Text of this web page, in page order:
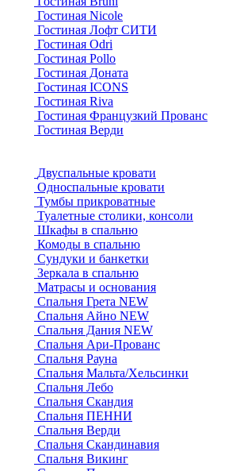
Гостиная Nicole
Гостиная Лофт СИТИ
Гостиная Odri
Гостиная Pollo
Гостиная Доната
Гостиная ICONS
Гостиная Riva
Гостиная Французкий Прованс
Гостиная Верди
Двуспальные кровати
Односпальные кровати
Тумбы прикроватные
Туалетные столики, консоли
Шкафы в спальню
Комоды в спальню
Сундуки и банкетки
Зеркала в спальню
Матрасы и основания
Спальня Грета NEW
Спальня Айно NEW
Спальня Дания NEW
Спальня Ари-Прованс
Спальня Рауна
Спальня Мальта/Хельсинки
Спальня Лебо
Спальня Скандия
Спальня ПЕННИ
Спальня Верди
Спальня Скандинавия
Спальня Викинг